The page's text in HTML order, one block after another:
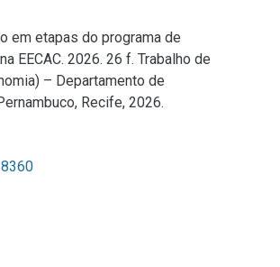
em etapas do programa de
EECAC. 2026. 26 f. Trabalho de
– Departamento de
Recife, 2026.